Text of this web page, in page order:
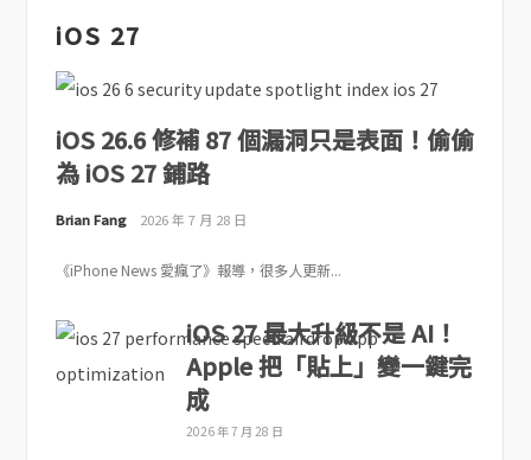
iOS 27
iOS 26.6 修補 87 個漏洞只是表面！偷偷
為 iOS 27 鋪路
Brian Fang 2026 年 7 月 28 日
《iPhone News 愛瘋了》報導，很多人更新...
iOS 27 最大升級不是 AI！
Apple 把「貼上」變一鍵完
成
2026 年 7 月 28 日